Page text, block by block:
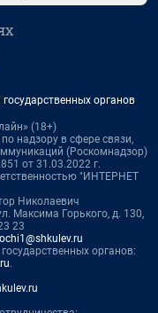
органов
(18+)
надзору в сфере связи,
(Роскомнадзор)
от 31.03.2022 г.
"ИНТЕРНЕТ
Николаевич
Максима Горького, д. 130,
23
органов:
.